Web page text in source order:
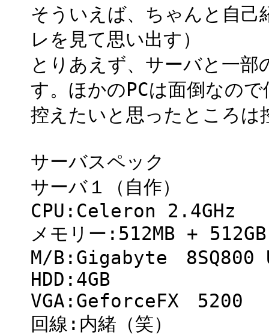
そういえば、ちゃんと自
レを見て思い出す）
とりあえず、サーバと一
す。ほかのPCは面倒なの
控えたいと思ったところは
サーバスペック
サーバ１（自作）
CPU:Celeron 2.4GHz
メモリー:512MB +
M/B:Gigabyte
HDD:4GB
VGA:GeforceFX 5200
回線:内緒（笑）